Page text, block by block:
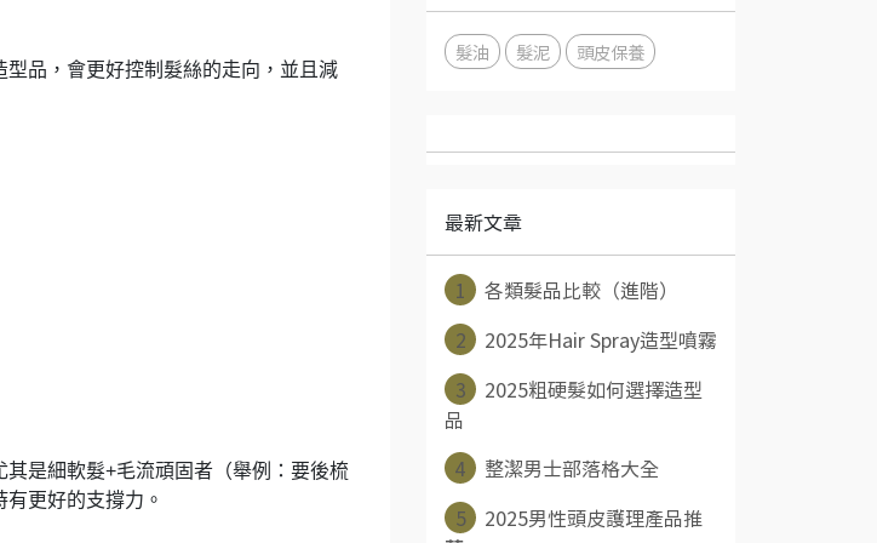
品，會更好控制髮絲的走向，並且減
是細軟髮+毛流頑固者（舉例：要後梳
更好的支撐力。
髮油 髮泥 頭皮保養
最新文章
1
各類髮品比較（進階）
2
2025年Hair Spray造型噴霧
3
2025粗硬髮如何選擇造型
品
4
整潔男士部落格大全
5
2025男性頭皮護理產品推